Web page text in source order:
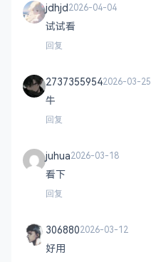
jdhjd2026-04-04
试试看
回复
27373559542026-03-25
牛
回复
juhua2026-03-18
看下
回复
3068802026-03-12
好用